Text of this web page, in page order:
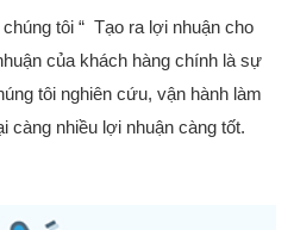
tôi “ Tạo ra lợi nhuận cho
của khách hàng chính là sự
tôi nghiên cứu, vận hành làm
càng nhiều lợi nhuận càng tốt.